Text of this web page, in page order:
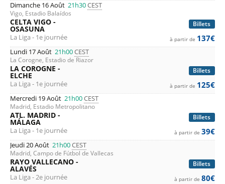
Dimanche 16 Août 21h30CEST
Vigo, Estadio Balaídos
Billets
CELTA VIGO -
OSASUNA
La Liga - 1e journée à partir de 137€
Lundi 17 Août 21h00CEST
La Corogne, Estadio de Riazor
Billets
LA COROGNE -
ELCHE
La Liga - 1e journée à partir de 125€
Mercredi 19 Août 21h00CEST
Madrid, Estadio Metropolitano
Billets
ATL. MADRID -
MÁLAGA
La Liga - 1e journée à partir de 39€
Jeudi 20 Août 21h00CEST
Madrid, Campo de Fútbol de Vallecas
Billets
RAYO VALLECANO -
ALAVÉS
La Liga - 2e journée à partir de 80€